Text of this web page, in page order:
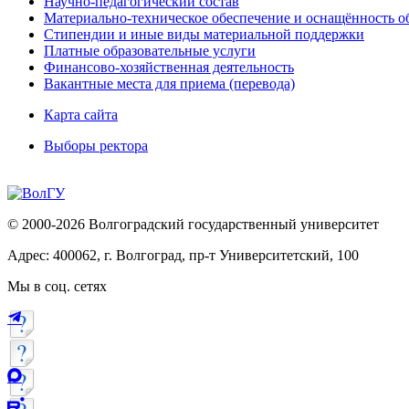
Материально-техническое обеспечение и оснащённость
Стипендии и иные виды материальной поддержки
Платные образовательные услуги
Финансово-хозяйственная деятельность
Вакантные места для приема (перевода)
Карта сайта
Выборы ректора
© 2000-2026 Волгоградский государственный университет
Адрес: 400062, г. Волгоград, пр-т Университетский, 100
Мы в соц. сетях